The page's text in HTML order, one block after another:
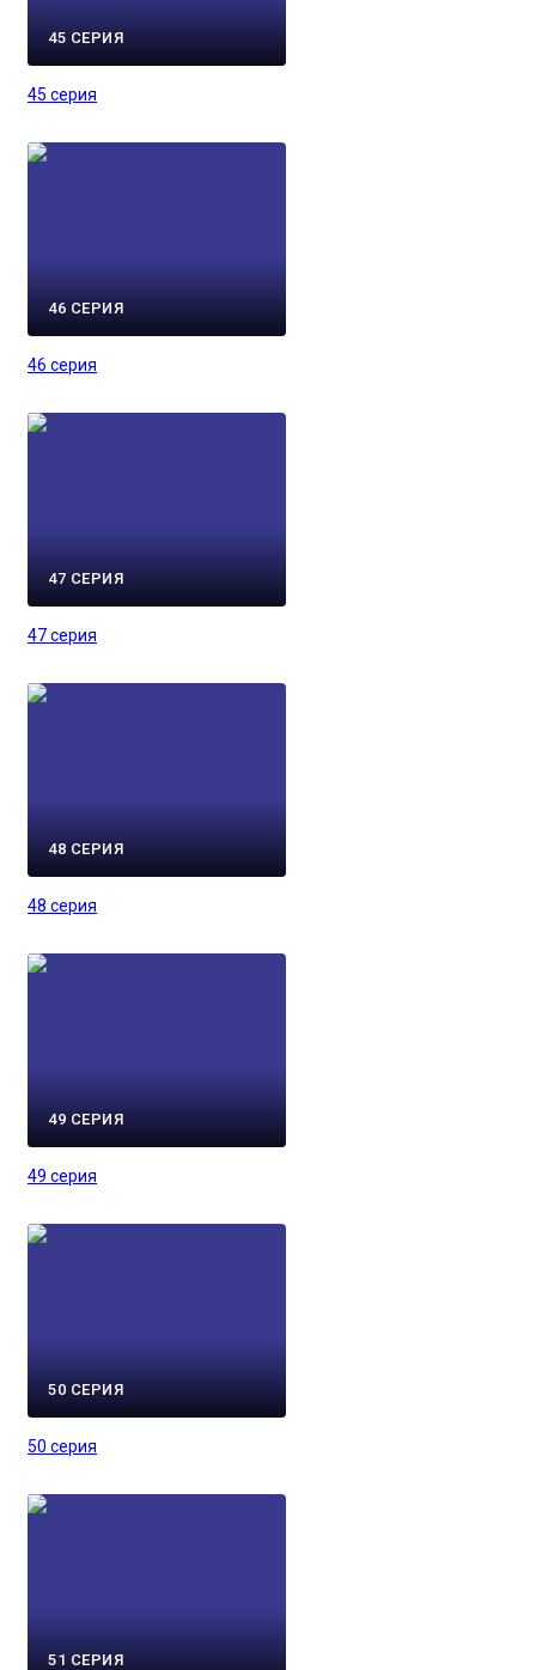
45 СЕРИЯ
45 серия
46 СЕРИЯ
46 серия
47 СЕРИЯ
47 серия
48 СЕРИЯ
48 серия
49 СЕРИЯ
49 серия
50 СЕРИЯ
50 серия
51 СЕРИЯ